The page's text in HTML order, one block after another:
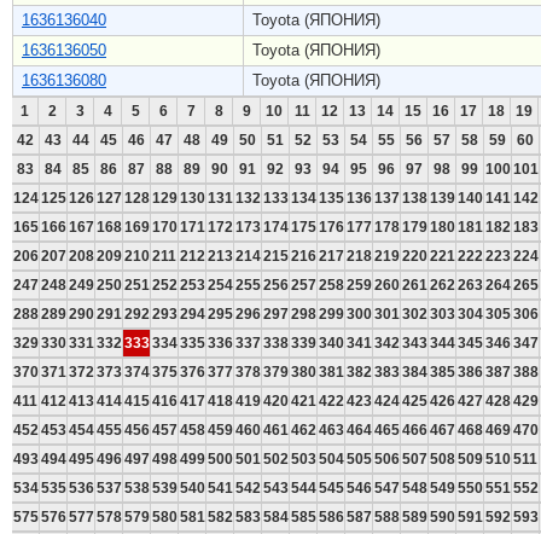
1636136040
Toyota (ЯПОНИЯ)
1636136050
Toyota (ЯПОНИЯ)
1636136080
Toyota (ЯПОНИЯ)
1 2 3 4 5 6 7 8 9 10 11 12 13 14 15 16 17 18
19
42
43 44 45 46 47 48 49 50 51 52 53 54 55 56 57 58 59
60
83
84 85 86 87 88 89 90 91 92 93 94 95 96 97 98 99 100101
124125126127128129130131 132 133134135136137138139140141 142
165166167168169170171 172 173174175176177178179180181 182 183
206207208209210211 212 213214215216217218219220221 222 223224
247248249250251 252 253254255256257258259260261 262 263264265
288289290291 292 293294295296297298299300301 302 303304305306
329330331 332 333334335336337338339340341 342 343344345346347
370371 372 373374375376377378379380381 382 383384385386387388
411 412 413414415416417418419420421 422 423424425426427428429
452 453454455456457458459460461 462 463464465466467468469470
493494495496497498499500501 502 503504505506507508509510511
534535536537538539540541 542 543544545546547548549550551 552
575576577578579580581 582 583584585586587588589590591 592 593